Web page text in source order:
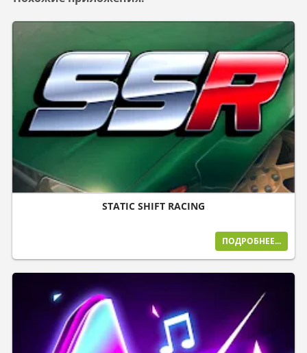
STATIC SHIFT RACING
ПОДРОБНЕЕ...